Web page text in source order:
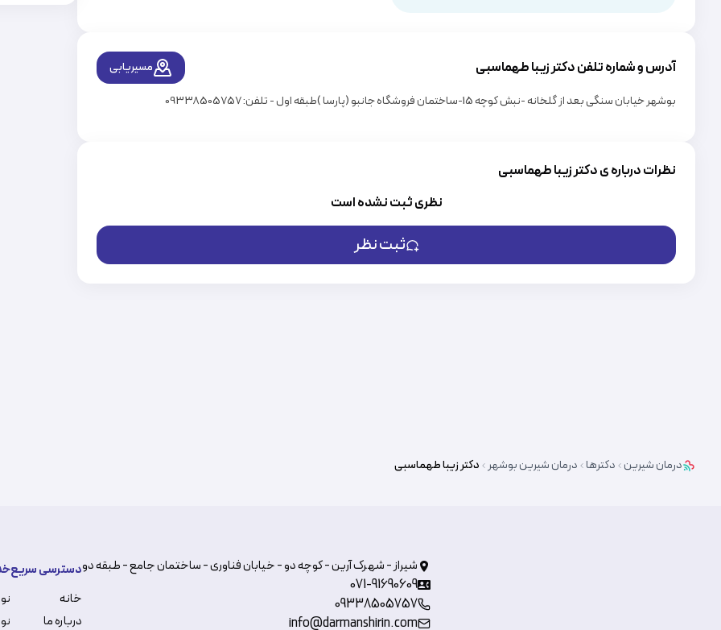
آدرس و شماره تلفن دکترزیبا طهماسبی
مسیریابی
بوشهر خیابان سنگی بعد از گلخانه -نبش کوچه 15-ساختمان فروشگاه جانبو (پارسا )طبقه اول - تلفن: 09338505757
نظرات درباره ی دکتر زیبا طهماسبی
نظری ثبت نشده است
ثبت نظر
درمان شیرین دکترها درمان شیرینبوشهر دکترزیبا طهماسبی
دسترسی سریع
خانه
درباره ما
شیراز - شهرک آرین - کوچه دو - خیابان فناوری - ساختمان جامع - طبقه دو
071-91690609
09338505757
info@darmanshirin.com